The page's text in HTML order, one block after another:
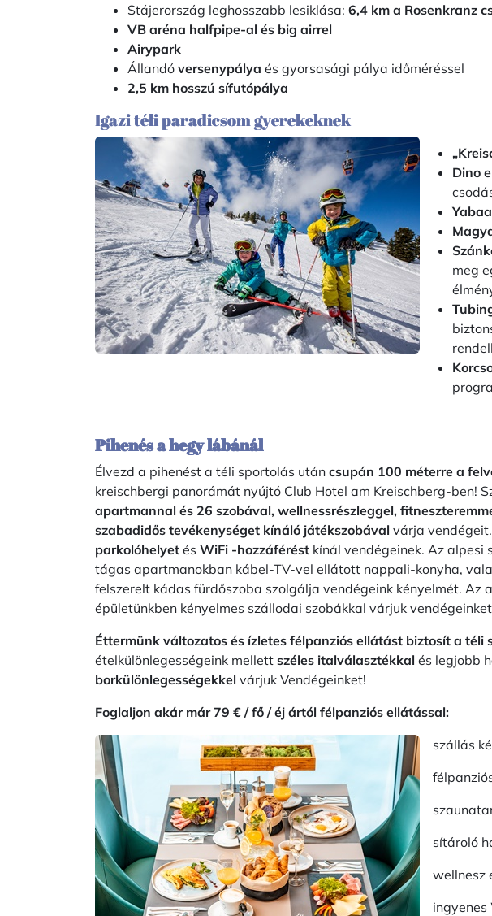
Stájerország leghosszabb lesiklása: 6,4 km a Rosenkranz
VB aréna halfpipe-al és big airrel
Airypark
Állandó versenypálya és gyorsasági pálya időméréssel
2,5 km hosszú sífutópálya
Igazi téli paradicsom gyerekeknek
Dino
meg
Pihenés a hegy lábánál
Élvezd a pihenést a téli sportolás után csupán 100 méterre a
kreischbergi panorámát nyújtó Club Hotel am Kreischberg-ben!
apartmannal és 26 szobával, wellnessrészleggel,
szabadidős tevékenységet kínáló játékszobával várja
parkolóhelyet és WiFi -hozzáférést kínál vendégeinek. Az alpesi
tágas apartmanokban kábel-TV-vel ellátott nappali-konyha,
felszerelt kádas fürdőszoba szolgálja vendégeink kényelmét. Az
épületünkben kényelmes szállodai szobákkal várjuk
Éttermünk változatos és ízletes félpanziós ellátást biztosít a téli
ételkülönlegességeink mellett széles italválasztékkal és legjobb h
borkülönlegességekkel várjuk Vendégeinket!
Foglaljon akár már 79 € / fő / éj ártól félpanziós ellátással:
szállás
sítároló
wellnesz
ingyenes